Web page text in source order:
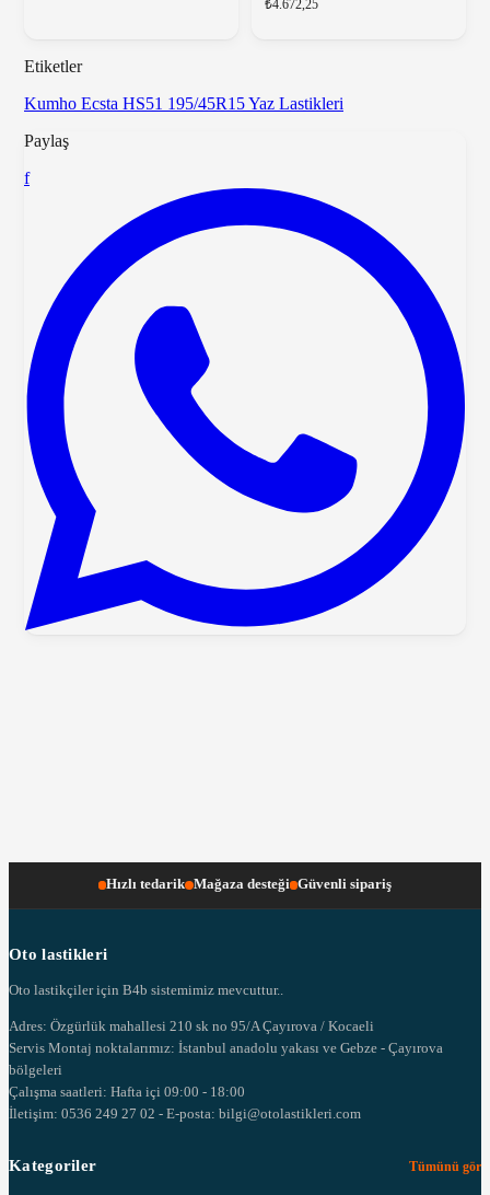
₺4.672,25
Etiketler
Kumho Ecsta HS51 195/45R15Yaz Lastikleri
Paylaş
f
Hızlı tedarik Mağaza desteği Güvenli sipariş
Oto lastikleri
Oto lastikçiler için B4b sistemimiz mevcuttur..
Adres: Özgürlük mahallesi 210 sk no 95/A Çayırova / Kocaeli
Servis Montaj noktalarımız: İstanbul anadolu yakası ve Gebze - Çayırova
bölgeleri
Çalışma saatleri: Hafta içi 09:00 - 18:00
İletişim: 0536 249 27 02 - E-posta: bilgi@otolastikleri.com
Kategoriler Tümünü gör